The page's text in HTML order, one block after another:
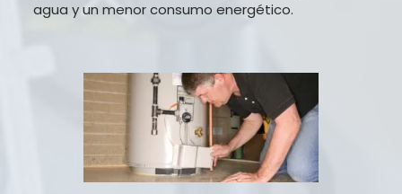
agua y un menor consumo energético.